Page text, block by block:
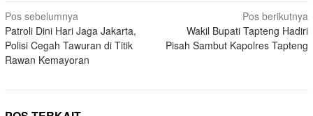
Navigasi
pos
Pos sebelumnya
Patroli Dini Hari Jaga Jakarta,
Polisi Cegah Tawuran di Titik
Rawan Kemayoran
Pos berikutnya
Wakil Bupati Tapteng Hadiri
Pisah Sambut Kapolres Tapteng